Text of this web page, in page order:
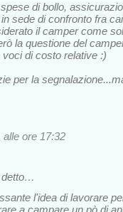
di bollo,
sede di confronto fra
il camper come
la questione del
voci di costo relative :)
per la
alle ore 17:32
detto…
l'idea di lavorare